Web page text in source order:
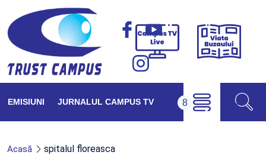
Campus
Viața
EMISIUNI JURNALUL CAMPUS TV
Acasă spitalul floreasca